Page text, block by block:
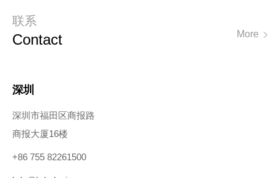
联系
COntact More
深圳
深圳市福田区商报路
商报大厦16楼
+86 755 82261500